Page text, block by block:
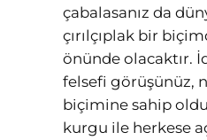
çabalasanız da
çırılçıplak bir
önünde olacaktır.
felsefi görüşünüz,
biçimine sahip
kurgu ile herkese